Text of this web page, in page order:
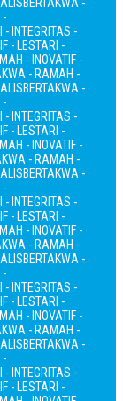
-
- INTEGRITAS -
- LESTARI -
- INOVATIF -
- RAMAH -
BERTAKWA -
-
- INTEGRITAS -
- LESTARI -
- INOVATIF -
- RAMAH -
BERTAKWA -
-
- INTEGRITAS -
- LESTARI -
- INOVATIF -
- RAMAH -
BERTAKWA -
-
- INTEGRITAS -
- LESTARI -
- INOVATIF -
- RAMAH -
BERTAKWA -
-
- INTEGRITAS -
- LESTARI -